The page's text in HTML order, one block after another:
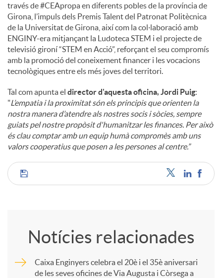
través de #CEApropa en diferents pobles de la província de
Girona, l’impuls dels Premis Talent del Patronat Politècnica
de la Universitat de Girona, així com la col·laboració amb
ENGINY-era mitjançant la Ludoteca STEM i el projecte de
televisió gironí “STEM en Acció”, reforçant el seu compromís
amb la promoció del coneixement financer i les vocacions
tecnològiques entre els més joves del territori.
Tal com apunta el director d'aquesta oficina, Jordi Puig:
"L’empatia i la proximitat són els principis que orienten la
nostra manera d’atendre als nostres socis i sòcies, sempre
guiats pel nostre propòsit d'humanitzar les finances. Per això
és clau comptar amb un equip humà compromès amb uns
valors cooperatius que posen a les persones al centre.”
C
Notícies relacionades
Caixa Enginyers celebra el 20è i el 35è aniversari
de les seves oficines de Via Augusta i Còrsega a